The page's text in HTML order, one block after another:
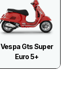
Vespa Gts Super
Euro 5+